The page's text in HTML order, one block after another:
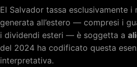
El Salvador tassa esclusivamente
generata all’estero — compresi i
i dividendi esteri — è soggetta a
del 2024 ha codificato questa
interpretativa.